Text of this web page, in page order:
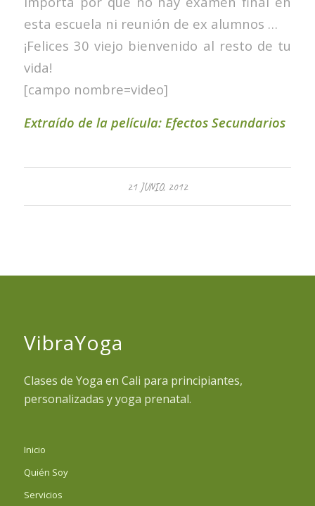
esta escuela ni reunión de ex alumnos …
¡Felices 30 viejo bienvenido al resto de tu
vida!
[campo nombre=video]
Extraído de la película: Efectos Secundarios
21 JUNIO, 2012
VibraYoga
Clases de Yoga en Cali para principiantes,
personalizadas y yoga prenatal.
Inicio
Quién Soy
Servicios